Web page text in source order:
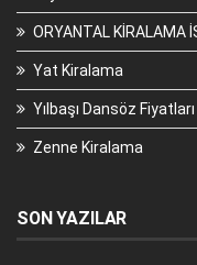
ORYANTAL KİRALAMA
Yat Kiralama
Yılbaşı Dansöz Fiyatları
Zenne Kiralama
SON YAZILAR